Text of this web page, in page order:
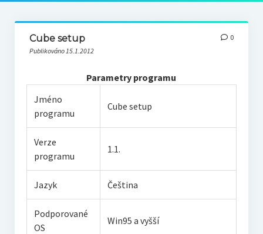
Cube setup
Publikováno 15.1.2012
0
Parametry programu
Jméno
programu
Cube setup
Verze
programu
1.1.
Jazyk Čeština
Podporované
OS
Win95 a vyšší